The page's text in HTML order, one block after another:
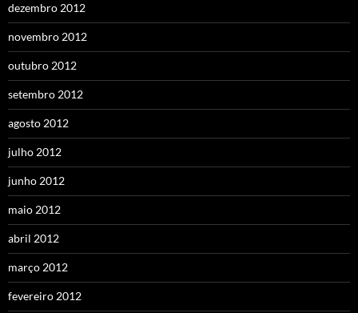
dezembro 2012
novembro 2012
outubro 2012
setembro 2012
agosto 2012
julho 2012
junho 2012
maio 2012
abril 2012
março 2012
fevereiro 2012